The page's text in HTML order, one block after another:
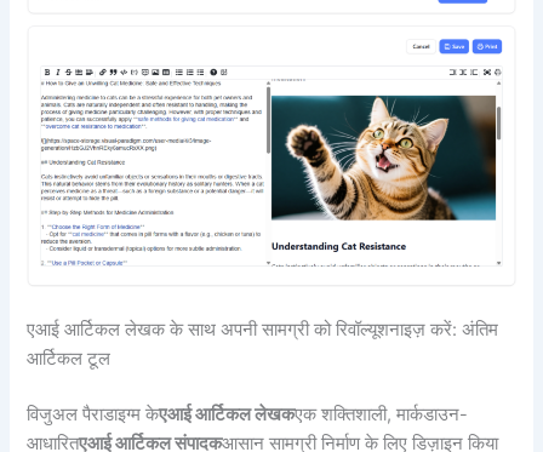
एआई आर्टिकल लेखक के साथ अपनी सामग्री को रिवॉल्यूशनाइज़ करें: अंतिम
आर्टिकल टूल
विजुअल पैराडाइग्म केएआई आर्टिकल लेखकएक शक्तिशाली, मार्कडाउन-
आधारितएआई आर्टिकल संपादकआसान सामग्री निर्माण के लिए डिज़ाइन किया